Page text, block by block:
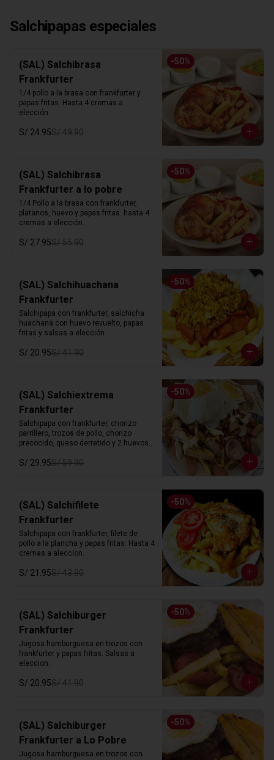
Salchipapas especiales
-50%
(SAL) Salchibrasa
Frankfurter
1/4 pollo a la brasa con frankfurter y
papas fritas. Hasta 4 cremas a
elección.
S/ 24.95S/ 49.90
-50%
(SAL) Salchibrasa
Frankfurter a lo pobre
1/4 Pollo a la brasa con frankfurter,
platanos, huevo y papas fritas. hasta 4
cremas a elección.
S/ 27.95S/ 55.90
-50%
(SAL) Salchihuachana
Frankfurter
Salchipapa con frankfurter, salchicha
huachana con huevo revuelto, papas
fritas y salsas a elección.
S/ 20.95S/ 41.90
-50%
(SAL) Salchiextrema
Frankfurter
Salchipapa con frankfurter, chorizo
parrillero, trozos de pollo, chorizo
precocido, queso derretido y 2 huevos
S/ 29.95S/ 59.90
-50%
(SAL) Salchifilete
Frankfurter
Salchipapa con frankfurter, filete de
pollo a la plancha y papas fritas. Hasta 4
cremas a aleccion.
S/ 21.95S/ 43.90
-50%
(SAL) Salchiburger
Frankfurter
Jugosa hamburguesa en trozos con
frankfurter y papas fritas. Salsas a
eleccion.
S/ 20.95S/ 41.90
-50%
(SAL) Salchiburger
Frankfurter a Lo Pobre
Jugosa hamburguesa en trozos con